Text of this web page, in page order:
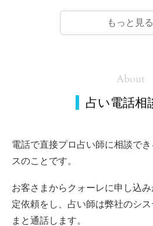
もっと見る
About
占い電話相
電話で直接プロ占い師に相談で
スのことです。
お客さまからクォーレに申し込
定依頼をし、占い師は弊社のシ
まと通話します。